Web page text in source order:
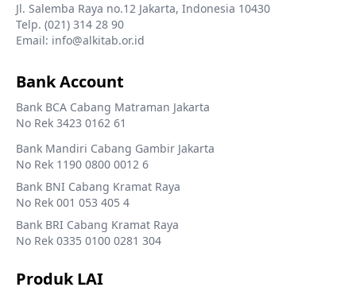
Jl. Salemba Raya no.12 Jakarta, Indonesia 10430
Telp. (021) 314 28 90
Email: info@alkitab.or.id
Bank Account
Bank BCA Cabang Matraman Jakarta
No Rek 3423 0162 61
Bank Mandiri Cabang Gambir Jakarta
No Rek 1190 0800 0012 6
Bank BNI Cabang Kramat Raya
No Rek 001 053 405 4
Bank BRI Cabang Kramat Raya
No Rek 0335 0100 0281 304
Produk LAI